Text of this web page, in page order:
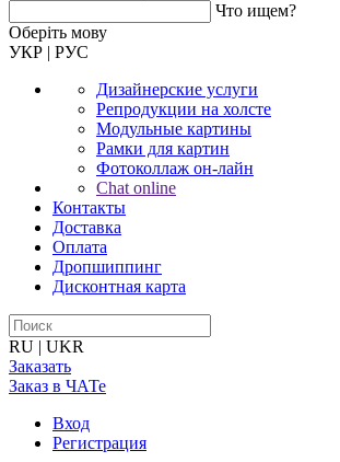
Что ищем?
Оберiть мову
УКР | РУС
Дизайнерские услуги
Репродукции на холсте
Модульные картины
Рамки для картин
Фотоколлаж он-лайн
Chat online
Контакты
Доставка
Оплата
Дропшиппинг
Дисконтная карта
RU | UKR
Заказать
Заказ в ЧАТе
Вход
Регистрация